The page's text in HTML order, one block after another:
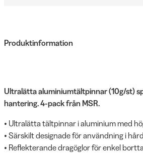
Produktinformation
Ultralätta aluminiumtältpinnar (10g/st)
hantering. 4-pack från MSR.
• Ultralätta tältpinnar i aluminium med
• Särskilt designade för användning i
• Reflekterande dragöglor för enkel